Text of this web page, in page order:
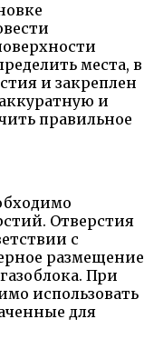
места, в
и закреплен
и
правильное
Отверстия
с
размещение
При
использовать
для